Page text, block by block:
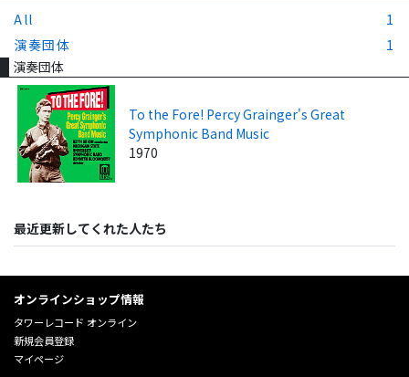
All
1
演奏団体
1
演奏団体
To the Fore! Percy Grainger's Great
Symphonic Band Music
1970
最近更新してくれた人たち
オンラインショップ情報
タワーレコード オンライン
新規会員登録
マイページ